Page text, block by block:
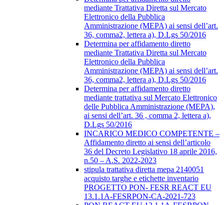
mediante Trattativa Diretta sul Mercato
Elettronico della Pubblica
Amministrazione (MEPA) ai sensi dell’art.
36, comma2, lettera a), D.Lgs 50/2016
Determina per affidamento diretto
mediante Trattativa Diretta sul Mercato
Elettronico della Pubblica
Amministrazione (MEPA) ai sensi dell’art.
36, comma2, lettera a), D.Lgs 50/2016
Determina per affidamento diretto
mediante trattativa sul Mercato Elettronico
delle Pubblica Amministrazione (MEPA),
ai sensi dell’art. 36 , comma 2, lettera a),
D.Lgs 50/2016
INCARICO MEDICO COMPETENTE –
Affidamento diretto ai sensi dell’articolo
36 del Decreto Legislativo 18 aprile 2016,
n.50 – A.S. 2022-2023
stipula trattativa diretta mepa 2140051
acquisto targhe e etichette inventario
PROGETTO PON- FESR REACT EU
13.1.1A-FESRPON-CA-2021-723